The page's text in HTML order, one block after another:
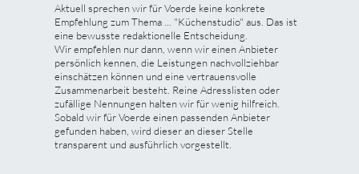
Aktuell sprechen wir für Voerde keine konkrete
Empfehlung zum Thema ... "Küchenstudio" aus. Das ist
eine bewusste redaktionelle Entscheidung.
Wir empfehlen nur dann, wenn wir einen Anbieter
persönlich kennen, die Leistungen nachvollziehbar
einschätzen können und eine vertrauensvolle
Zusammenarbeit besteht. Reine Adresslisten oder
zufällige Nennungen halten wir für wenig hilfreich.
Sobald wir für Voerde einen passenden Anbieter
gefunden haben, wird dieser an dieser Stelle
transparent und ausführlich vorgestellt.